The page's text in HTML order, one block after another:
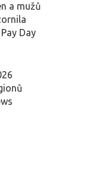
a mužů
Day